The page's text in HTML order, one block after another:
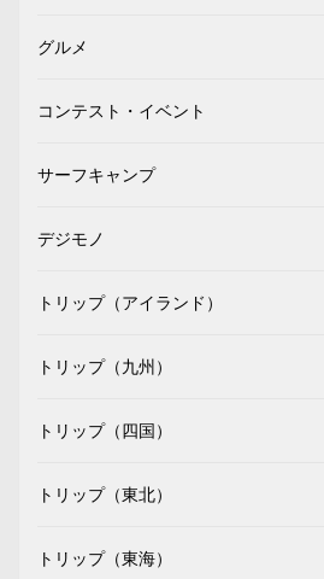
グルメ
コンテスト・イベント
サーフキャンプ
デジモノ
トリップ（アイランド）
トリップ（九州）
トリップ（四国）
トリップ（東北）
トリップ（東海）